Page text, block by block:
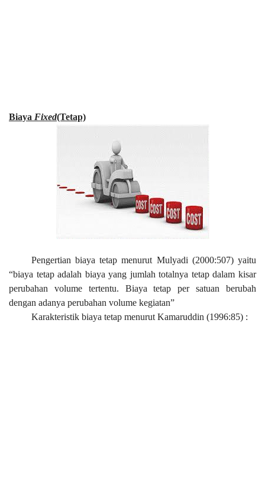
Biaya Fixed(Tetap)
Pengertian biaya tetap menurut Mulyadi (2000:507) yaitu
“biaya tetap adalah biaya yang jumlah totalnya tetap dalam kisar
perubahan volume tertentu. Biaya tetap per satuan berubah
dengan adanya perubahan volume kegiatan”
Karakteristik biaya tetap menurut Kamaruddin (1996:85) :